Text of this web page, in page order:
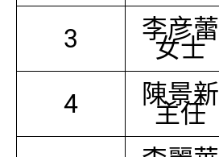
3 李彦蕾
女士
4 陳景新
主任